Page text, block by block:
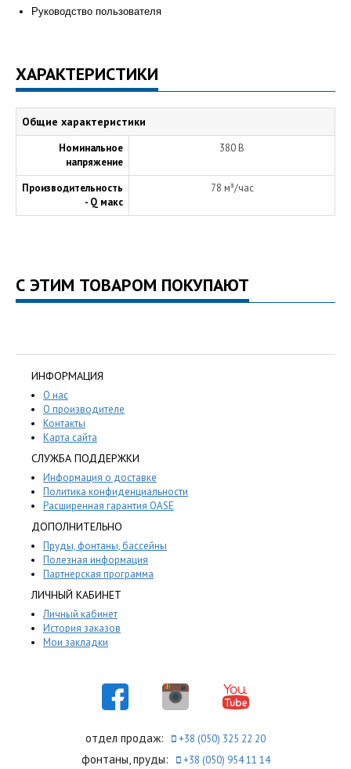
Руководство пользователя
ХАРАКТЕРИСТИКИ
Общие характеристики
Номинальное
напряжение
380 В
Производительность
- Q макс
78 м³/час
С ЭТИМ ТОВАРОМ ПОКУПАЮТ
ИНФОРМАЦИЯ
О нас
О производителе
Контакты
Карта сайта
СЛУЖБА ПОДДЕРЖКИ
Информация о доставке
Политика конфиденциальности
Расширенная гарантия OASE
ДОПОЛНИТЕЛЬНО
Пруды, фонтаны, бассейны
Полезная информация
Партнерская программа
ЛИЧНЫЙ КАБИНЕТ
Личный кабинет
История заказов
Мои закладки
отдел продаж: +38 (050) 325 22 20
фонтаны, пруды: +38 (050) 954 11 14